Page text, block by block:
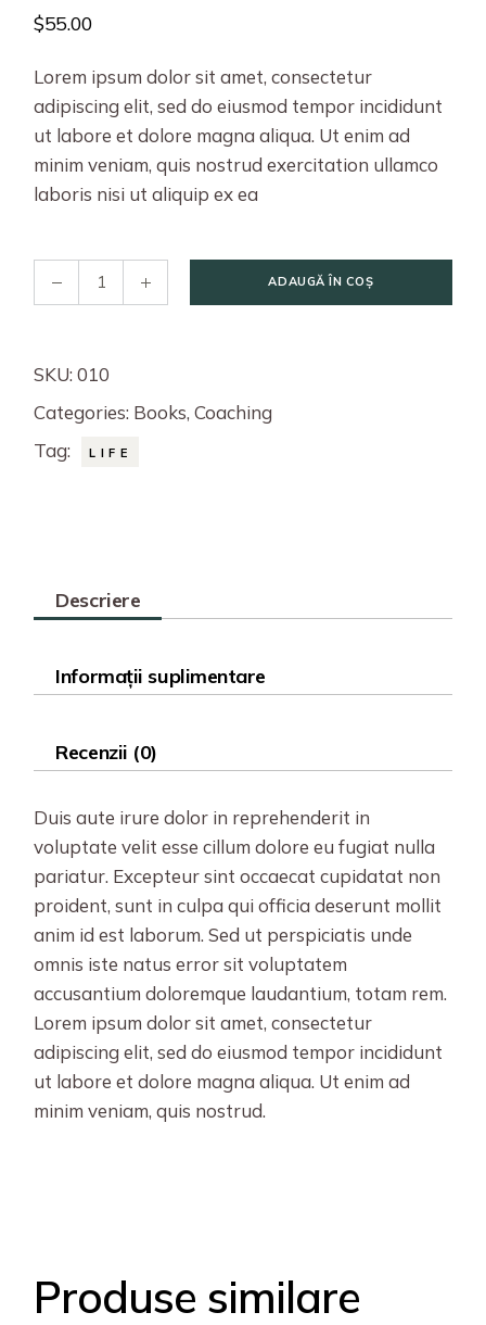
$55.00
Lorem ipsum dolor sit amet, consectetur
adipiscing elit, sed do eiusmod tempor incididunt
ut labore et dolore magna aliqua. Ut enim ad
minim veniam, quis nostrud exercitation ullamco
laboris nisi ut aliquip ex ea
ADAUGĂ ÎN COȘ
SKU: 010
Categories: Books,Coaching
Tag:
LIFE
Descriere
Informații suplimentare
Recenzii (0)
Duis aute irure dolor in reprehenderit in
voluptate velit esse cillum dolore eu fugiat nulla
pariatur. Excepteur sint occaecat cupidatat non
proident, sunt in culpa qui officia deserunt mollit
anim id est laborum. Sed ut perspiciatis unde
omnis iste natus error sit voluptatem
accusantium doloremque laudantium, totam rem.
Lorem ipsum dolor sit amet, consectetur
adipiscing elit, sed do eiusmod tempor incididunt
ut labore et dolore magna aliqua. Ut enim ad
minim veniam, quis nostrud.
Produse similare